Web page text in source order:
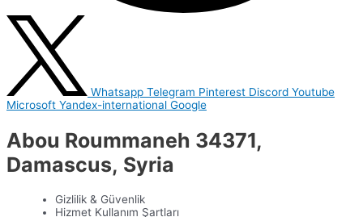
Whatsapp Telegram Pinterest Discord Youtube
Microsoft Yandex-international Google
Abou Roummaneh 34371,
Damascus, Syria
Gizlilik & Güvenlik
Hizmet Kullanım Şartları